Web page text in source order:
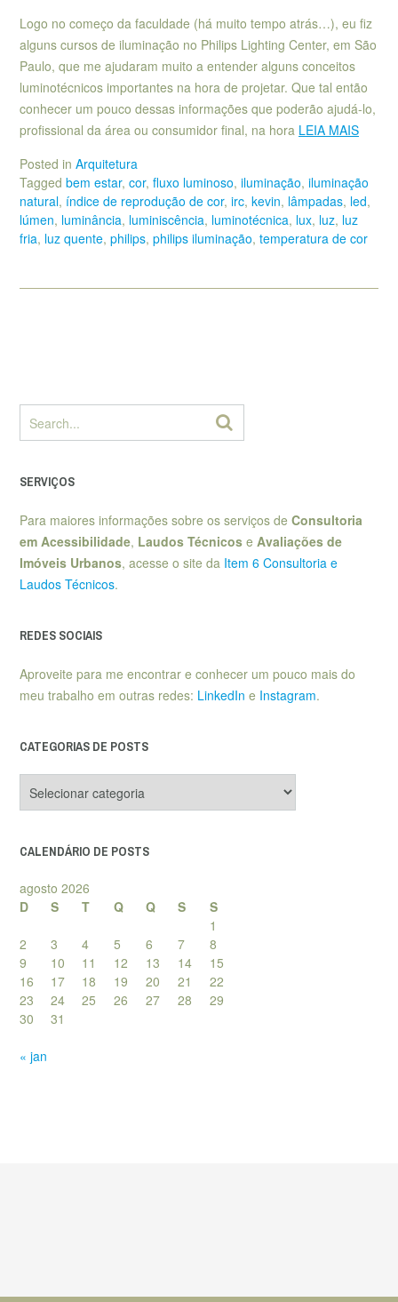
Logo no começo da faculdade (há muito tempo atrás…), eu fiz
alguns cursos de iluminação no Philips Lighting Center, em São
Paulo, que me ajudaram muito a entender alguns conceitos
luminotécnicos importantes na hora de projetar. Que tal então
conhecer um pouco dessas informações que poderão ajudá-lo,
profissional da área ou consumidor final, na hora LEIA MAIS
Posted in Arquitetura
Tagged bem estar, cor, fluxo luminoso, iluminação, iluminação
natural, índice de reprodução de cor, irc, kevin, lâmpadas, led,
lúmen, luminância, luminiscência, luminotécnica, lux, luz, luz
fria, luz quente, philips, philips iluminação, temperatura de cor
SERVIÇOS
Para maiores informações sobre os serviços de Consultoria
em Acessibilidade, Laudos Técnicos e Avaliações de
Imóveis Urbanos, acesse o site da Item 6 Consultoria e
Laudos Técnicos.
REDES SOCIAIS
Aproveite para me encontrar e conhecer um pouco mais do
meu trabalho em outras redes: LinkedIn e Instagram.
CATEGORIAS DE POSTS
de
CALENDÁRIO DE POSTS
agosto 2026
D
S T Q Q S
S
1
2
3 4 5 6 7
8
9
10 11 12 13 14
15
16
17 18 19 20 21
22
23
24 25 26 27 28
29
30
31
« jan